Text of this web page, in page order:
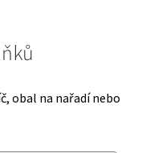
obal na nařadí nebo